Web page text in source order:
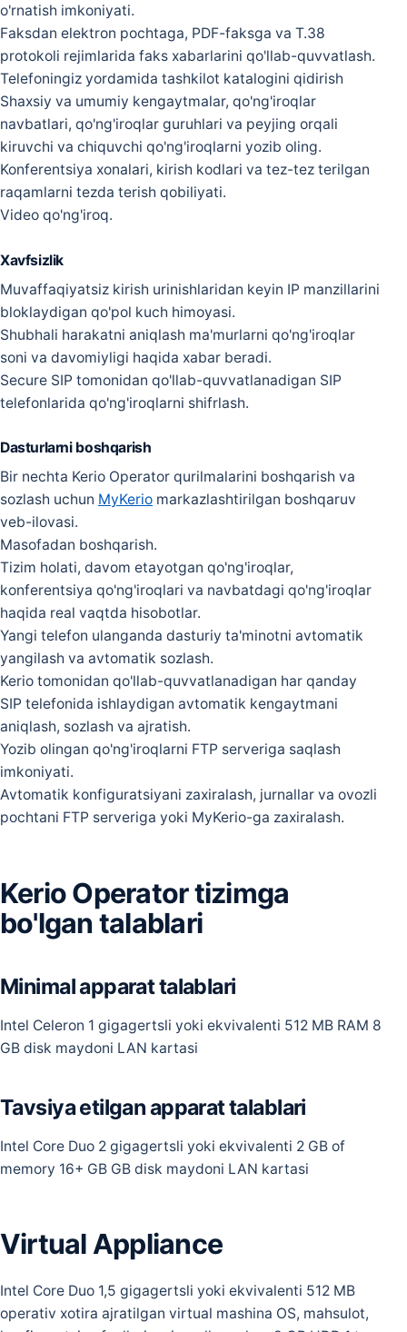
o'rnatish imkoniyati.
Faksdan elektron pochtaga, PDF-faksga va T.38
protokoli rejimlarida faks xabarlarini qo'llab-quvvatlash.
Telefoningiz yordamida tashkilot katalogini qidirish
Shaxsiy va umumiy kengaytmalar, qo'ng'iroqlar
navbatlari, qo'ng'iroqlar guruhlari va peyjing orqali
kiruvchi va chiquvchi qo'ng'iroqlarni yozib oling.
Konferentsiya xonalari, kirish kodlari va tez-tez terilgan
raqamlarni tezda terish qobiliyati.
Video qo'ng'iroq.
Xavfsizlik
Muvaffaqiyatsiz kirish urinishlaridan keyin IP manzillarini
bloklaydigan qo'pol kuch himoyasi.
Shubhali harakatni aniqlash ma'murlarni qo'ng'iroqlar
soni va davomiyligi haqida xabar beradi.
Secure SIP tomonidan qo'llab-quvvatlanadigan SIP
telefonlarida qo'ng'iroqlarni shifrlash.
Dasturlarni boshqarish
Bir nechta Kerio Operator qurilmalarini boshqarish va
sozlash uchun MyKerio markazlashtirilgan boshqaruv
veb-ilovasi.
Masofadan boshqarish.
Tizim holati, davom etayotgan qo'ng'iroqlar,
konferentsiya qo'ng'iroqlari va navbatdagi qo'ng'iroqlar
haqida real vaqtda hisobotlar.
Yangi telefon ulanganda dasturiy ta'minotni avtomatik
yangilash va avtomatik sozlash.
Kerio tomonidan qo'llab-quvvatlanadigan har qanday
SIP telefonida ishlaydigan avtomatik kengaytmani
aniqlash, sozlash va ajratish.
Yozib olingan qo'ng'iroqlarni FTP serveriga saqlash
imkoniyati.
Avtomatik konfiguratsiyani zaxiralash, jurnallar va ovozli
pochtani FTP serveriga yoki MyKerio-ga zaxiralash.
Kerio Operator tizimga
bo'lgan talablari
Minimal apparat talablari
Intel Celeron 1 gigagertsli yoki ekvivalenti 512 MB RAM 8
GB disk maydoni LAN kartasi
Tavsiya etilgan apparat talablari
Intel Core Duo 2 gigagertsli yoki ekvivalenti 2 GB of
memory 16+ GB GB disk maydoni LAN kartasi
Virtual Appliance
Intel Core Duo 1,5 gigagertsli yoki ekvivalenti 512 MB
operativ xotira ajratilgan virtual mashina OS, mahsulot,